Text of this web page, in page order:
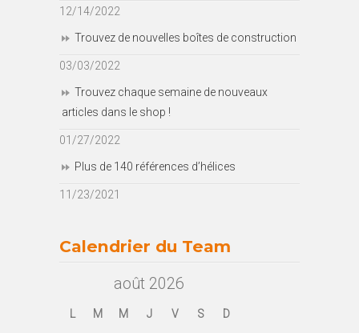
12/14/2022
Trouvez de nouvelles boîtes de construction
03/03/2022
Trouvez chaque semaine de nouveaux
articles dans le shop !
01/27/2022
Plus de 140 références d’hélices
11/23/2021
Calendrier du Team
août 2026
L M M J V S
D